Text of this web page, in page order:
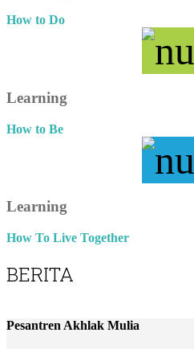
How to Do
Learning
How to Be
Learning
How To Live Together
BERITA
Pesantren Akhlak Mulia